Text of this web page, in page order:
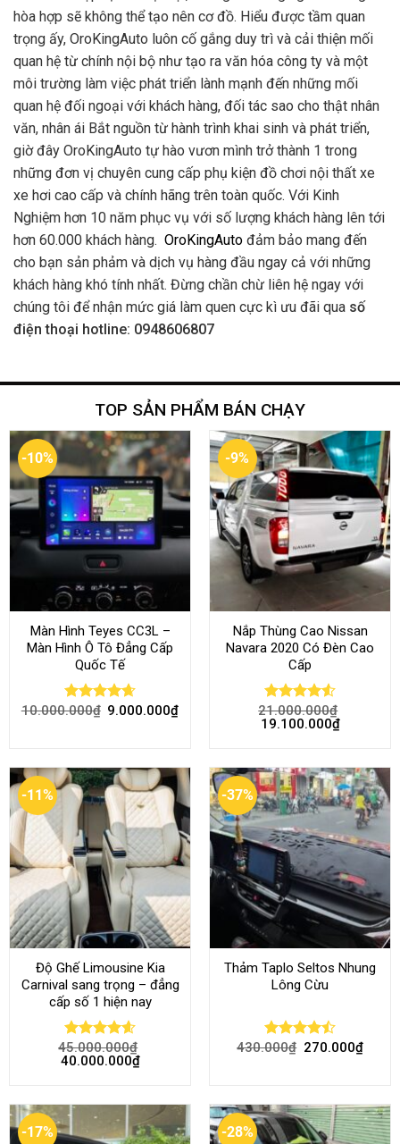
hòa hợp sẽ không thể tạo nên cơ đồ. Hiểu được tầm quan
trọng ấy, OroKingAuto luôn cố gắng duy trì và cải thiện mối
quan hệ từ chính nội bộ như tạo ra văn hóa công ty và một
môi trường làm việc phát triển lành mạnh đến những mối
quan hệ đối ngoại với khách hàng, đối tác sao cho thật nhân
văn, nhân ái Bắt nguồn từ hành trình khai sinh và phát triển,
giờ đây OroKingAuto tự hào vươn mình trở thành 1 trong
những đơn vị chuyên cung cấp phụ kiện đồ chơi nội thất xe
xe hơi cao cấp và chính hãng trên toàn quốc. Với Kinh
Nghiệm hơn 10 năm phục vụ với số lượng khách hàng lên tới
hơn 60.000 khách hàng. OroKingAuto đảm bảo mang đến
cho bạn sản phảm và dịch vụ hàng đầu ngay cả với những
khách hàng khó tính nhất. Đừng chần chừ liên hệ ngay với
chúng tôi để nhận mức giá làm quen cực kì ưu đãi qua số
điện thoại hotline: 0948606807
TOP SẢN PHẨM BÁN CHẠY
-10%
Màn Hình Teyes CC3L –
Màn Hình Ô Tô Đẳng Cấp
Quốc Tế
Rated 4.68
10.000.000₫ 9.000.000₫
-9%
Nắp Thùng Cao Nissan
Navara 2020 Có Đèn Cao
Cấp
Rated4.52
out of 5
21.000.000₫
19.100.000₫
-11%
Độ Ghế Limousine Kia
Carnival sang trọng – đẳng
cấp số 1 hiện nay
Rated4.58
out of 5
45.000.000₫
40.000.000₫
-37%
Thảm Taplo Seltos Nhung
Lông Cừu
Rated
430.000₫ 270.000₫
-17% -28%